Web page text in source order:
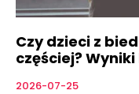
Czy dzieci z
częściej?
2026-07-25